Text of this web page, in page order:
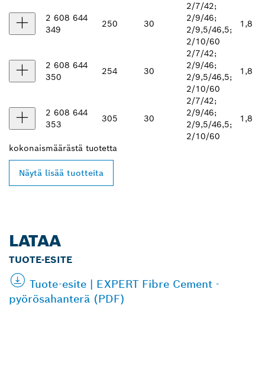
2 608 644
349
250 30
2/7/42;
2/9/46;
2/9,5/46,5;
2/10/60
1,8
2 608 644
350
254 30
2/7/42;
2/9/46;
2/9,5/46,5;
2/10/60
1,8
2 608 644
353
305 30
2/7/42;
2/9/46;
2/9,5/46,5;
2/10/60
1,8
kokonaismäärästä tuotetta
Näytä lisää tuotteita
LATAA
TUOTE-ESITE
Tuote-esite | EXPERT Fibre Cement -
pyörösahanterä (PDF)